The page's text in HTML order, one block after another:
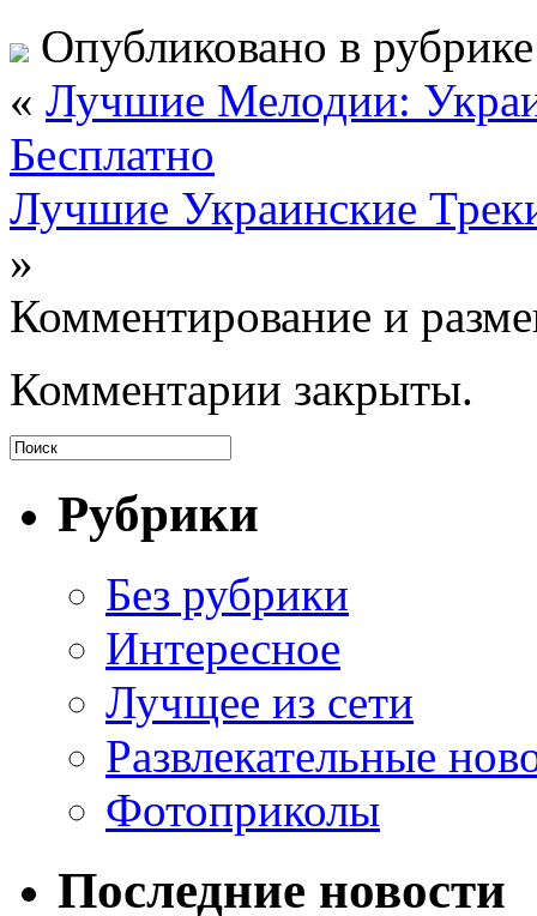
Опубликовано в
« Лучшие Мелодии:
Бесплатно
Лучшие Украинские
»
Комментирование и
Комментарии закрыты.
Рубрики
Без рубрики
Интересное
Лучщее из сети
Развлекательные
Фотоприколы
Последние новости